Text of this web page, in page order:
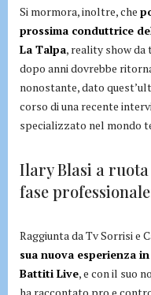
Si mormora, inoltre, che
prossima conduttrice
La Talpa, reality show
dopo anni dovrebbe
nonostante, dato
corso di una recente
specializzato nel mondo
Ilary Blasi a
fase
Raggiunta da Tv Sorrisi e
sua nuova esperienza
Battiti Live, e con il suo